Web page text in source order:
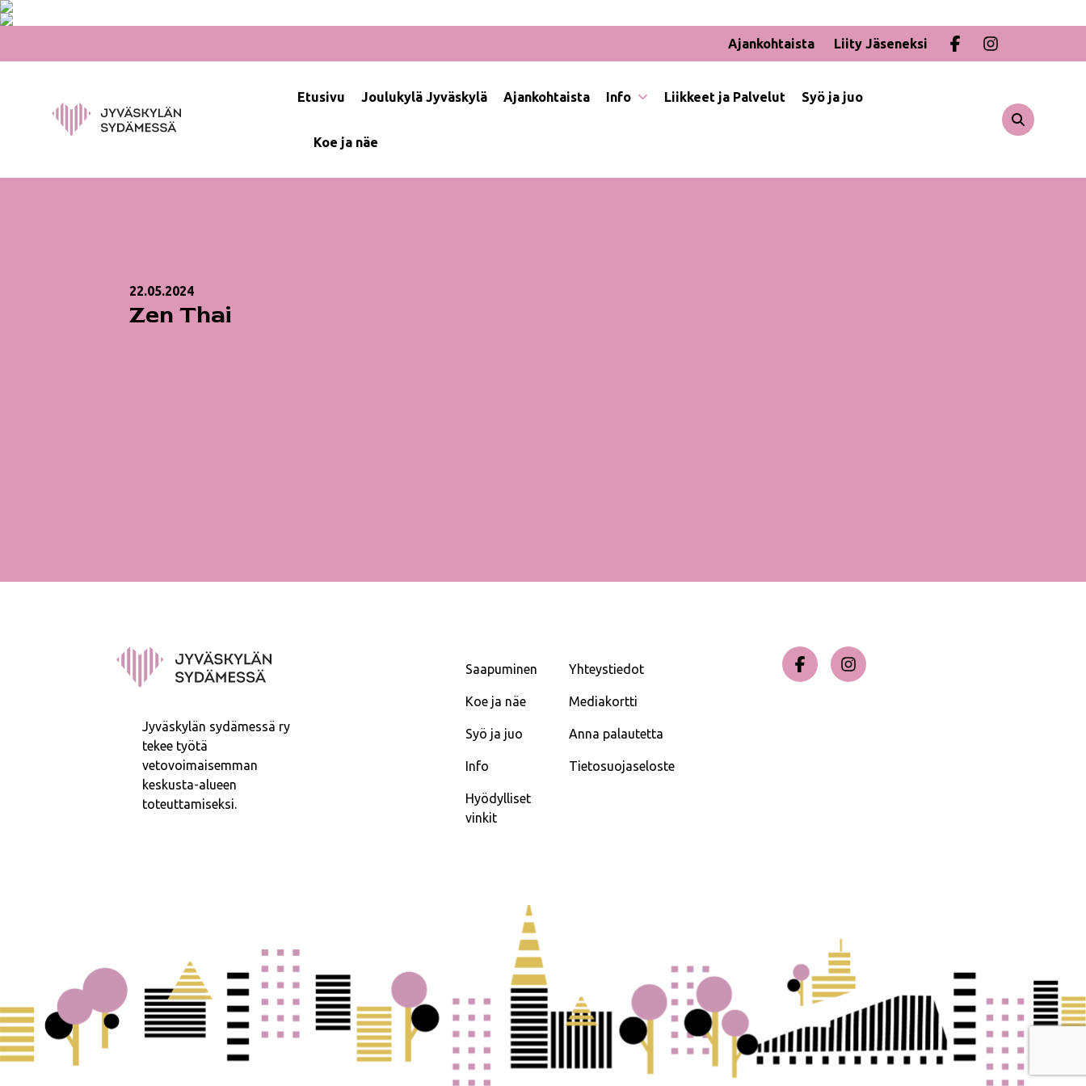
Ajankohtaista
Liity Jäseneksi
Etusivu Joulukylä Jyväskylä Ajankohtaista Info Liikkeet ja Palvelut Syö ja juo
Koe ja näe
22.05.2024
Zen Thai
Jyväskylän sydämessä ry
tekee työtä
vetovoimaisemman
keskusta-alueen
toteuttamiseksi.
Saapuminen
Koe ja näe
Syö ja juo
Info
Hyödylliset
vinkit
Yhteystiedot
Mediakortti
Anna palautetta
Tietosuojaseloste